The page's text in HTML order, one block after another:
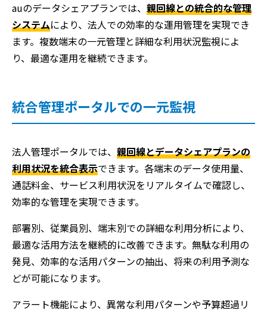
auのデータシェアプランでは、 親回線との統合的な管理
システムにより、法人での効率的な運用管理を実現でき
ます。複数端末の一元管理と詳細な利用状況監視によ
り、最適な運用を継続できます。
統合管理ポータルでの一元監視
法人管理ポータルでは、 親回線とデータシェアプランの
利用状況を統合表示できます。各端末のデータ使用量、
通話料金、サービス利用状況をリアルタイムで確認し、
効率的な管理を実現できます。
部署別、従業員別、端末別での詳細な利用分析により、
最適な活用方法を継続的に改善できます。無駄な利用の
発見、効率的な活用パターンの抽出、将来の利用予測な
どが可能になります。
アラート機能により、異常な利用パターンや予算超過リ